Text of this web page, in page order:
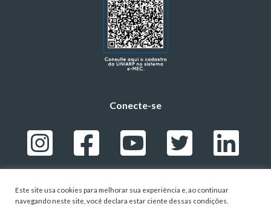
Conecte-se
Este site usa cookies para melhorar sua experiência e, ao continuar
navegando neste site, você declara estar ciente dessas condições.